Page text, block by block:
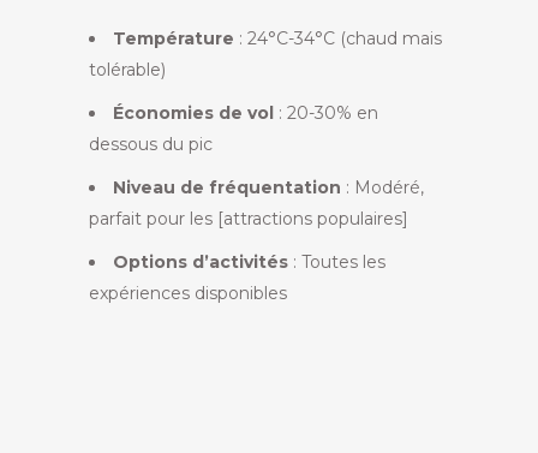
Température : 24°C-34°C (chaud mais
tolérable)
Économies de vol : 20-30% en
dessous du pic
Niveau de fréquentation : Modéré,
parfait pour les [attractions populaires]
Options d’activités : Toutes les
expériences disponibles